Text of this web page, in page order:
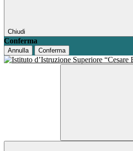
Chiudi
Conferma
Annulla Conferma